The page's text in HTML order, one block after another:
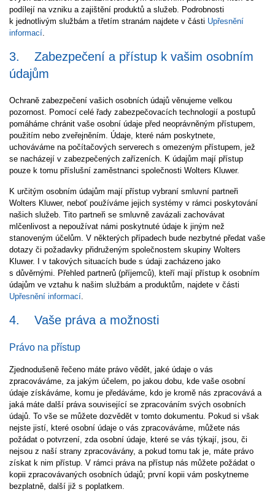
podílejí na vzniku a zajištění produktů a služeb. Podrobnosti
k jednotlivým službám a třetím stranám najdete v části Upřesnění
informací.
3. Zabezpečení a přístup k vašim osobním
údajům
Ochraně zabezpečení vašich osobních údajů věnujeme velkou
pozornost. Pomocí celé řady zabezpečovacích technologií a postupů
pomáháme chránit vaše osobní údaje před neoprávněným přístupem,
použitím nebo zveřejněním. Údaje, které nám poskytnete,
uchováváme na počítačových serverech s omezeným přístupem, jež
se nacházejí v zabezpečených zařízeních. K údajům mají přístup
pouze k tomu příslušní zaměstnanci společnosti Wolters Kluwer.
K určitým osobním údajům mají přístup vybraní smluvní partneři
Wolters Kluwer, neboť používáme jejich systémy v rámci poskytování
našich služeb. Tito partneři se smluvně zavázali zachovávat
mlčenlivost a nepoužívat námi poskytnuté údaje k jiným než
stanoveným účelům. V některých případech bude nezbytné předat vaše
dotazy či požadavky přidruženým společnostem skupiny Wolters
Kluwer. I v takových situacích bude s údaji zacházeno jako
s důvěrnými. Přehled partnerů (příjemců), kteří mají přístup k osobním
údajům ve vztahu k našim službám a produktům, najdete v části
Upřesnění informací.
4. Vaše práva a možnosti
Právo na přístup
Zjednodušeně řečeno máte právo vědět, jaké údaje o vás
zpracováváme, za jakým účelem, po jakou dobu, kde vaše osobní
údaje získáváme, komu je předáváme, kdo je kromě nás zpracovává a
jaká máte další práva související se zpracováním svých osobních
údajů. To vše se můžete dozvědět v tomto dokumentu. Pokud si však
nejste jistí, které osobní údaje o vás zpracováváme, můžete nás
požádat o potvrzení, zda osobní údaje, které se vás týkají, jsou, či
nejsou z naší strany zpracovávány, a pokud tomu tak je, máte právo
získat k nim přístup. V rámci práva na přístup nás můžete požádat o
kopii zpracovávaných osobních údajů; první kopii vám poskytneme
bezplatně, další již s poplatkem.